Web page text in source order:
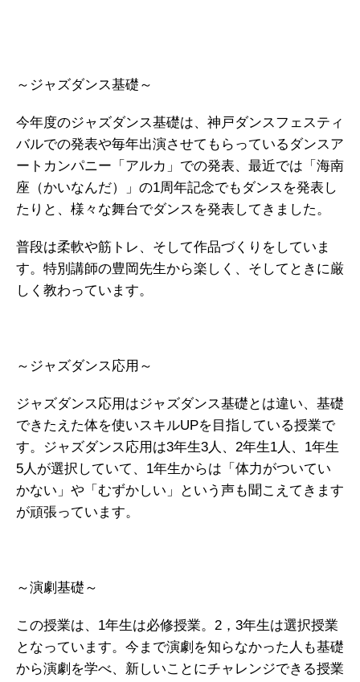
～ジャズダンス基礎～
今年度のジャズダンス基礎は、神戸ダンスフェスティ
バルでの発表や毎年出演させてもらっているダンスア
ートカンパニー「アルカ」での発表、最近では「海南
座（かいなんだ）」の1周年記念でもダンスを発表し
たりと、様々な舞台でダンスを発表してきました。
普段は柔軟や筋トレ、そして作品づくりをしていま
す。特別講師の豊岡先生から楽しく、そしてときに厳
しく教わっています。
～ジャズダンス応用～
ジャズダンス応用はジャズダンス基礎とは違い、基礎
できたえた体を使いスキルUPを目指している授業で
す。ジャズダンス応用は3年生3人、2年生1人、1年生
5人が選択していて、1年生からは「体力がついてい
かない」や「むずかしい」という声も聞こえてきます
が頑張っています。
～演劇基礎～
この授業は、1年生は必修授業。2，3年生は選択授業
となっています。今まで演劇を知らなかった人も基礎
から演劇を学べ、新しいことにチャレンジできる授業